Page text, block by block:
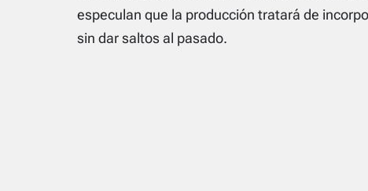
especulan que la producción tratará de
sin dar saltos al pasado.